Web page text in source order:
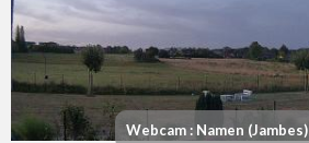
Webcam : Namen (Jambes)